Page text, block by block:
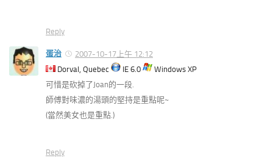
Reply
蛋治
2007-10-17上午 12:12
Dorval, Quebec
IE 6.0
Windows XP
可惜是砍掉了Joan的一段.
師傅對味濃的湯頭的堅持是重點呢~
(當然美女也是重點.)
Reply